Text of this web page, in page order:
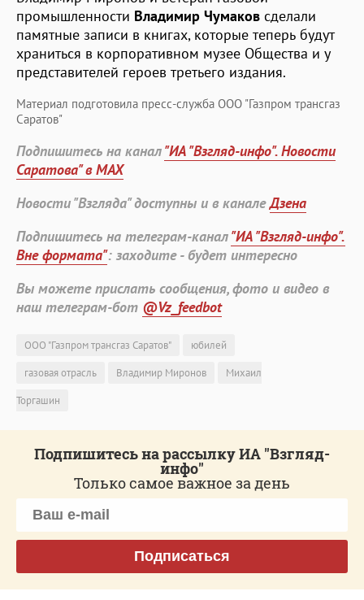
промышленности Владимир Чумаков сделали
памятные записи в книгах, которые теперь будут
храниться в корпоративном музее Общества и у
представителей героев третьего издания.
Материал подготовила пресс-служба ООО "Газпром трансгаз
Саратов"
Подпишитесь на канал"ИА "Взгляд-инфо". Новости
Саратова" в MAX
Новости "Взгляда" доступны и в каналеДзена
Подпишитесь на телеграм-канал"ИА "Взгляд-инфо".
Вне формата": заходите - будет интересно
Вы можете прислать сообщения, фото и видео в
наш телеграм-бот @Vz_feedbot
ООО "Газпром трансгаз Саратов"
юбилей
газовая отрасль
Владимир Миронов
Михаил
Торгашин
Подпишитесь на рассылку ИА "Взгляд-
инфо"
Только самое важное за день
Подписаться